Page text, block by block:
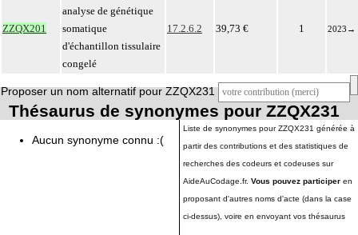
ZZQX201
analyse de génétique
somatique
d'échantillon tissulaire
congelé
17.2.6.2 39,73 € 1 2023 →
Proposer un nom alternatif pour ZZQX231
Thésaurus de synonymes pour ZZQX231
Aucun synonyme connu :(
Liste de synonymes pour ZZQX231 générée à
partir des contributions et des statistiques de
recherches des codeurs et codeuses sur
AideAuCodage.fr. Vous pouvez participer en
proposant d'autres noms d'acte (dans la case
ci-dessus), voire en envoyant vos thésaurus